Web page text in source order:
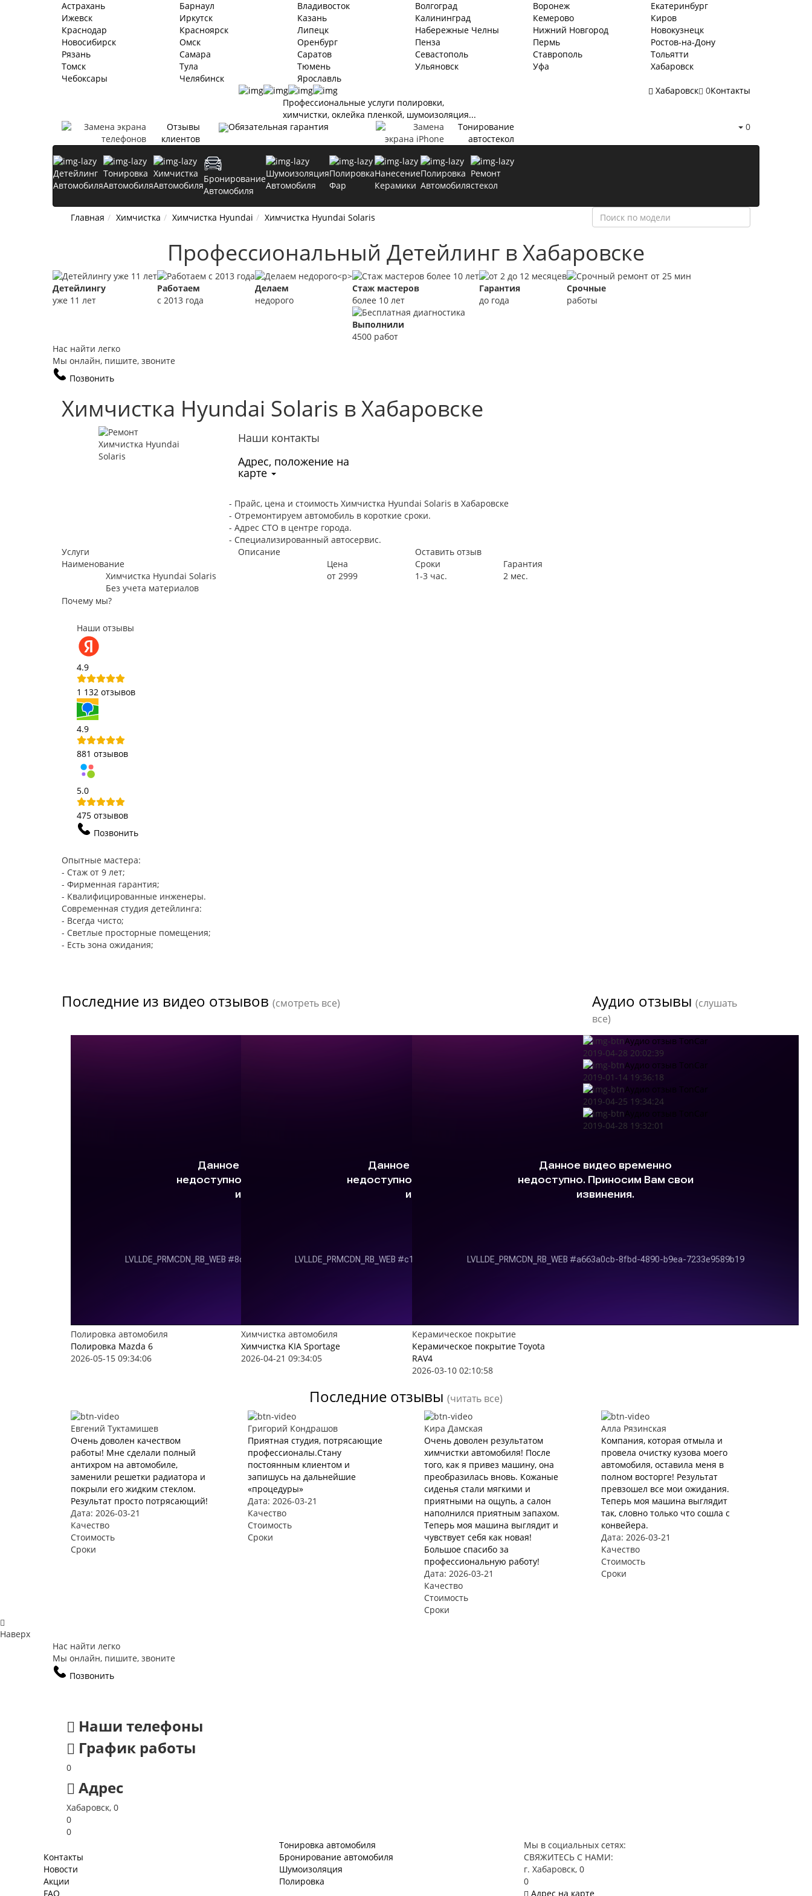
Астрахань Барнаул Владивосток Волгоград Воронеж
Екатеринбург
Ижевск
Иркутск Казань Калининград Кемерово
Киров
Краснодар
Красноярск Липецк Набережные Челны Нижний Новгород
Новокузнецк
Новосибирск
Омск Оренбург Пенза Пермь
Ростов-на-Дону
Рязань
Самара Саратов Севастополь Ставрополь
Тольятти
Томск
Тула Тюмень Ульяновск Уфа
Хабаровск
Чебоксары
Челябинск
Ярославль
Хабаровск
0Контакты
Профессиональные услуги полировки,
химчистки, оклейка пленкой, шумоизоляция...
Отзывы
клиентов
Обязательная гарантия
Тонирование
автостекол
0
Детейлинг
Автомобиля
Тонировка
Автомобиля
Химчистка
Автомобиля
Бронирование
Автомобиля
Шумоизоляция
Автомобиля
Полировка
Фар
Нанесение
Керамики
Полировка
Автомобиля
Ремонт
стекол
Главная Химчистка Химчистка Hyundai Химчистка Hyundai Solaris
Профессиональный Детейлинг в Хабаровске
Детейлингу
уже 11 лет
Работаем
с 2013 года
Делаем
недорого
Стаж мастеров
более 10 лет
Гарантия
до года
Срочные
работы
Выполнили
4500 работ
Нас найти легко
Мы онлайн, пишите, звоните
Позвонить
Химчистка Hyundai Solaris в Хабаровске
Наши контакты
Адрес, положение на
карте
- Прайс, цена и стоимость Химчистка Hyundai Solaris в Хабаровске
- Отремонтируем автомобиль в короткие сроки.
- Адрес СТО в центре города.
- Специализированный автосервис.
Услуги
Описание
Оставить отзыв
Наименование
Цена Сроки
Гарантия
Химчистка Hyundai Solaris
Без учета материалов
от 2999 1-3 час. 2 мес.
Почему мы?
Наши отзывы
4.9
1 132 отзывов
4.9
881 отзывов
5.0
475 отзывов
Позвонить
Опытные мастера:
- Стаж от 9 лет;
- Фирменная гарантия;
- Квалифицированные инженеры.
Современная студия детейлинга:
- Всегда чисто;
- Светлые просторные помещения;
- Есть зона ожидания;
Последние из видео отзывов (смотреть все) Аудио отзывы (слушать
все)
Полировка автомобиля
Полировка Mazda 6
2026-05-15 09:34:06
Химчистка автомобиля
Химчистка KIA Sportage
2026-04-21 09:34:05
Керамическое покрытие
Керамическое покрытие Toyota
RAV4
2026-03-10 02:10:58
Аудио отзыв TonCar
2019-04-28 20:02:39
Аудио отзыв TonCar
2019-01-14 19:36:18
Аудио отзыв TonCar
2019-04-25 19:34:24
Аудио отзыв TonCar
2019-04-28 19:32:01
Последние отзывы (читать все)
Евгений Туктамишев
Очень доволен качеством
работы! Мне сделали полный
антихром на автомобиле,
заменили решетки радиатора и
покрыли его жидким стеклом.
Результат просто потрясающий!
Дата: 2026-03-21
Качество
Стоимость
Сроки
Григорий Кондрашов
Приятная студия, потрясающие
профессионалы.Стану
постоянным клиентом и
запишусь на дальнейшие
«процедуры»
Дата: 2026-03-21
Качество
Стоимость
Сроки
Кира Дамская
Очень доволен результатом
химчистки автомобиля! После
того, как я привез машину, она
преобразилась вновь. Кожаные
сиденья стали мягкими и
приятными на ощупь, а салон
наполнился приятным запахом.
Теперь моя машина выглядит и
чувствует себя как новая!
Большое спасибо за
профессиональную работу!
Дата: 2026-03-21
Качество
Стоимость
Сроки
Алла Рязинская
Компания, которая отмыла и
провела очистку кузова моего
автомобиля, оставила меня в
полном восторге! Результат
превзошел все мои ожидания.
Теперь моя машина выглядит
так, словно только что сошла с
конвейера.
Дата: 2026-03-21
Качество
Стоимость
Сроки
Наверх
Нас найти легко
Мы онлайн, пишите, звоните
Позвонить
Наши телефоны
График работы
0
Адрес
Хабаровск, 0
0
0
Контакты
Новости
Акции
FAQ
Тонировка автомобиля
Бронирование автомобиля
Шумоизоляция
Полировка
Мы в социальных сетях:
СВЯЖИТЕСЬ С НАМИ:
г. Хабаровск, 0
0
Адрес на карте